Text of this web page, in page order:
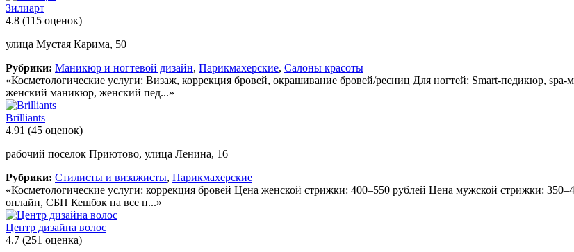
Зилиарт
4.8 (115 оценок)
улица Мустая Карима, 50
Рубрики: Маникюр и ногтевой дизайн, Парикмахерские, Салоны красоты
«Косметологические услуги: Визаж, коррекция бровей, окрашивание бровей/ресниц Для ногтей: Smart-педикюр,
женский маникюр, женский пед...»
Brilliants
4.91 (45 оценок)
рабочий поселок Приютово, улица Ленина, 16
Рубрики: Стилисты и визажисты, Парикмахерские
«Косметологические услуги: коррекция бровей Цена женской стрижки: 400–550 рублей Цена мужской стрижки:
онлайн, СБП Кешбэк на все п...»
Центр дизайна волос
4.7 (251 оценка)